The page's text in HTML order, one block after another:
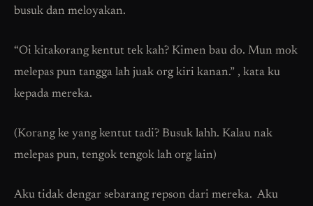
busuk dan meloyakan.
“Oi kitakorang kentut tek kah? Kimen bau do. Mun mok
melepas pun tangga lah juak org kiri kanan.” , kata ku
kepada mereka.
(Korang ke yang kentut tadi? Busuk lahh. Kalau nak
melepas pun, tengok tengok lah org lain)
Aku tidak dengar sebarang repson dari mereka. Aku